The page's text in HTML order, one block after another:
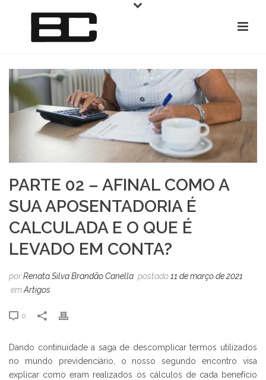
PARTE 02 – AFINAL COMO A
SUA APOSENTADORIA É
CALCULADA E O QUE É
LEVADO EM CONTA?
porRenata Silva Brandão Canella postado 11 de março de 2021
emArtigos
0
Dando continuidade a saga de descomplicar termos utilizados
no mundo previdenciário, o nosso segundo encontro visa
explicar como eram realizados os cálculos de cada benefício